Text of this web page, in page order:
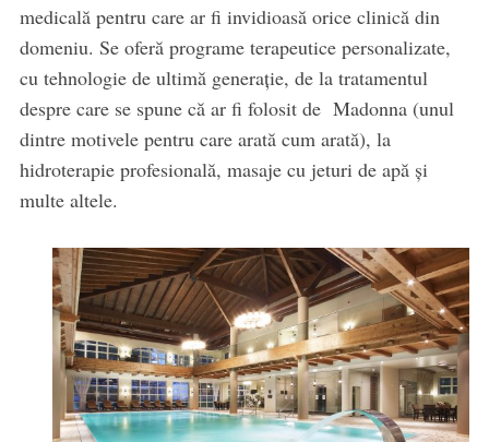
medicală pentru care ar fi invidioasă orice clinică din
domeniu. Se oferă programe terapeutice personalizate,
cu tehnologie de ultimă generație, de la tratamentul
despre care se spune că ar fi folosit de Madonna (unul
dintre motivele pentru care arată cum arată), la
hidroterapie profesională, masaje cu jeturi de apă și
multe altele.